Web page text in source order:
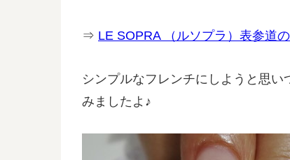
⇒ LE SOPRA （ルソプラ）表参道
シンプルなフレンチにしようと思
みましたよ♪